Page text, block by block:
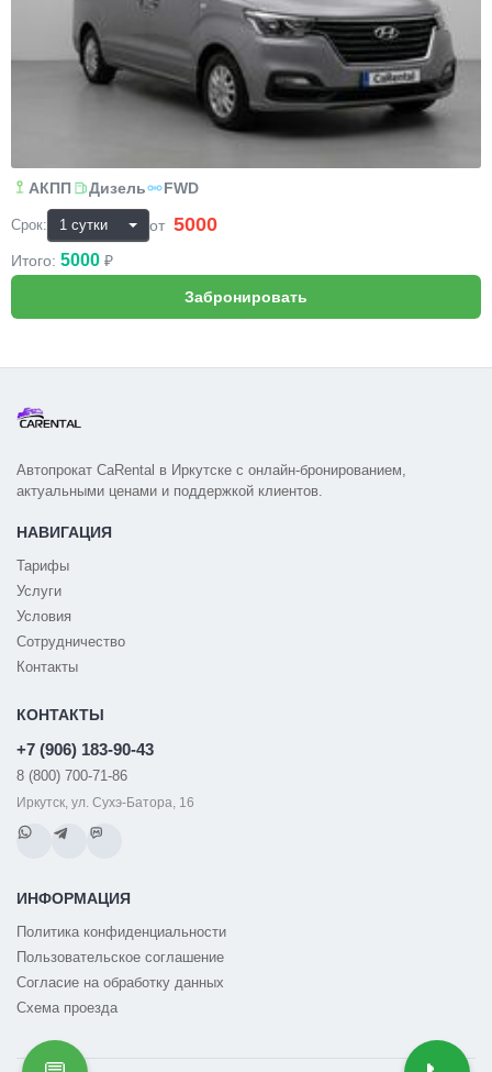
АКПП Дизель FWD
Срок: от 5000
Итого: 5000 ₽
Автопрокат CaRental в Иркутске с онлайн-бронированием,
актуальными ценами и поддержкой клиентов.
НАВИГАЦИЯ
Тарифы
Услуги
Условия
Сотрудничество
Контакты
КОНТАКТЫ
+7 (906) 183-90-43
8 (800) 700-71-86
Иркутск, ул. Сухэ-Батора, 16
ИНФОРМАЦИЯ
Политика конфиденциальности
Пользовательское соглашение
Согласие на обработку данных
Схема проезда